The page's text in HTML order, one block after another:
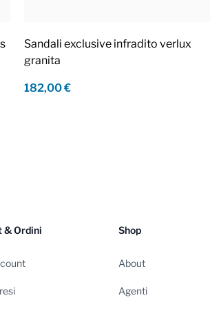
Sandali exclusive infradito verlux
granita
182,00 €
& Ordini Shop
About
Agenti